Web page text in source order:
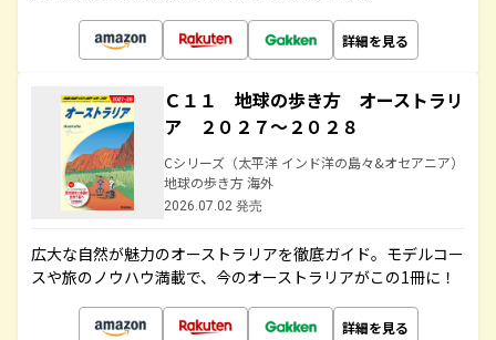
詳細を見る
Ｃ１１ 地球の歩き方 オーストラリ
ア ２０２７～２０２８
Cシリーズ（太平洋 インド洋の島々&オセアニア）
地球の歩き方 海外
2026.07.02 発売
広大な自然が魅力のオーストラリアを徹底ガイド。モデルコー
スや旅のノウハウ満載で、今のオーストラリアがこの1冊に！
詳細を見る